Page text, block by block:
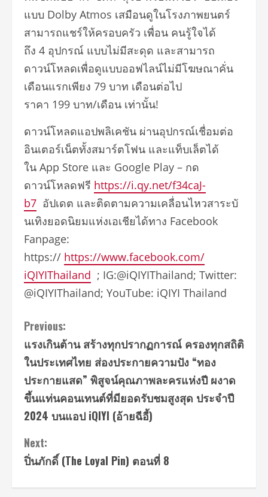
แบบ Dolby Atmos เสมือนดูในโรงภาพยนตร์
สามารถแชร์ให้ครอบครัว เพื่อน คนรู้ใจได้
ถึง 4 อุปกรณ์ แบบไม่มีสะดุด และสามารถ
ดาวน์โหลดเพื่อดูแบบออฟไลน์ไม่มีโฆษณาคั่น
เดือนแรกเพียง 79 บาท เดือนต่อไป
ราคา 199 บาท/เดือน เท่านั้น!
ดาวน์โหลดแอปพลิเคชัน ผ่านอุปกรณ์เชื่อมต่อ
อินเตอร์เน็ตทั้งสมาร์ตโฟน และแท็บเล็ตได้
ใน App Store และ Google Play – กด
ดาวน์โหลดฟรี https://i.qy.net/f34caJ-
b7 อัปเดต และติดตามความเคลื่อนไหวสาระบั
นเทิงยอดนิยมแห่งเอเชียได้ทาง Facebook
Fanpage:
https:// https://www.facebook.com/
iQIYIThailand ; IG:@iQIYIThailand; Twitter:
@iQIYIThailand; YouTube: iQIYI Thailand
Continue
Reading
Previous:
แรงเกินต้าน สร้างทุกปรากฏการณ์ ครองทุกสถิติ
ในประเทศไทย ส่องประกายความปัง “ทอง
ประกายแสด” พิสูจน์คุณภาพละครแห่งปี ผงาด
ขึ้นแท่นคอนเทนต์ที่มียอดรับชมสูงสุด ประจำปี
2024 บนแอป iQIYI (อ้ายฉีอี้)
Next:
ปิ่นภักดิ์ (The Loyal Pin) ตอนที่ 8